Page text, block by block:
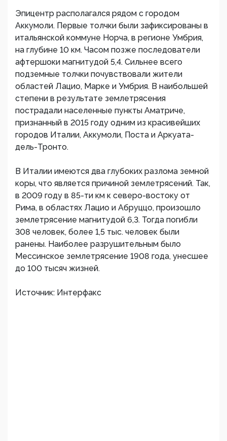
Эпицентр располагался рядом с городом
Аккумоли. Первые толчки были зафиксированы в
итальянской коммуне Норча, в регионе Умбрия,
на глубине 10 км. Часом позже последователи
афтершоки магнитудой 5,4. Сильнее всего
подземные толчки почувствовали жители
областей Лацио, Марке и Умбрия. В наибольшей
степени в результате землетрясения
пострадали населенные пункты Аматриче,
признанный в 2015 году одним из красивейших
городов Италии, Аккумоли, Поста и Аркуата-
дель-Тронто.
В Италии имеются два глубоких разлома земной
коры, что является причиной землетрясений. Так,
в 2009 году в 85-ти км к северо-востоку от
Рима, в областях Лацио и Абруццо, произошло
землетрясение магнитудой 6,3. Тогда погибли
308 человек, более 1,5 тыс. человек были
ранены. Наиболее разрушительным было
Мессинское землетрясение 1908 года, унесшее
до 100 тысяч жизней.
Источник: Интерфакс